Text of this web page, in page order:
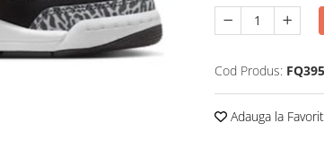
Cod Produs:
Adauga la